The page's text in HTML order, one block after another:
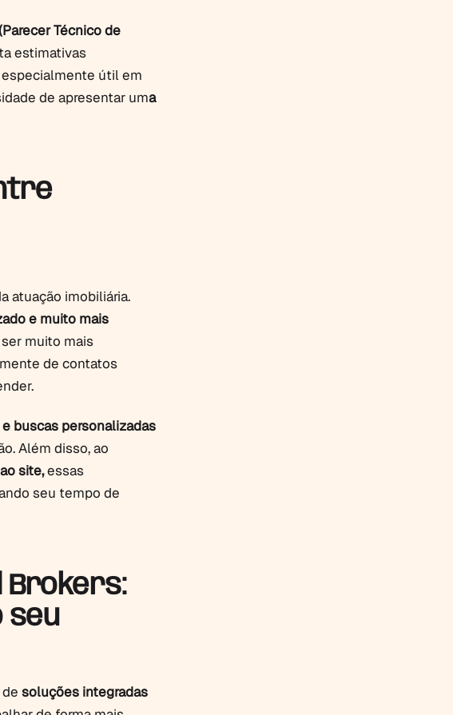
Técnico de
estimativas
útil em
de apresentar uma
atuação imobiliária.
e muito mais
muito mais
de contatos
buscas personalizadas
Além disso, ao
site,essas
seu tempo de
Brokers:
seu
soluções integradas